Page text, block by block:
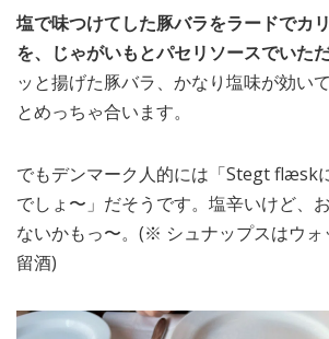
塩で味つけてした豚バラをラードでカ
を、じゃがいもとパセリソースでいた
ッと揚げた豚バラ、かなり塩味が効い
とめっちゃ合います。
でもデンマーク人的には「Stegt flæsk
でしょ〜」だそうです。塩辛いけど、
ないかもっ〜。(※ シュナップスはウォ
留酒)